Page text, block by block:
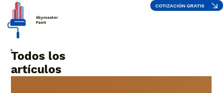
Skymaster
Paint
COTIZACIÓN GRATIS
Todos los
artículos